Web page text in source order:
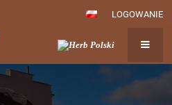
LOGOWANIE